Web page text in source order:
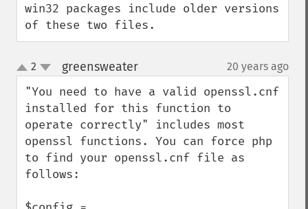
win32 packages include older versions
of these two files.
up
down
2 greensweater¶ 20 years ago
"You need to have a valid openssl.cnf
installed for this function to
operate correctly" includes most
openssl functions. You can force php
to find your openssl.cnf file as
follows: